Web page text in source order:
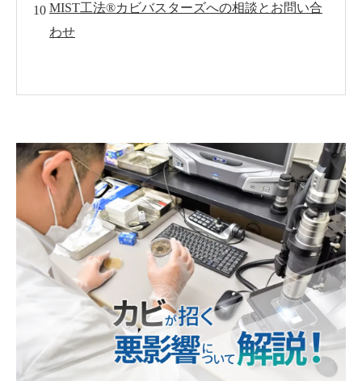
MIST工法®カビバスターズへの相談とお問い合
わせ